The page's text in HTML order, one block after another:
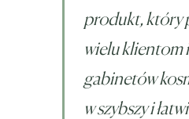
produkt, który
wielu klientom
gabinetów
w szybszy i